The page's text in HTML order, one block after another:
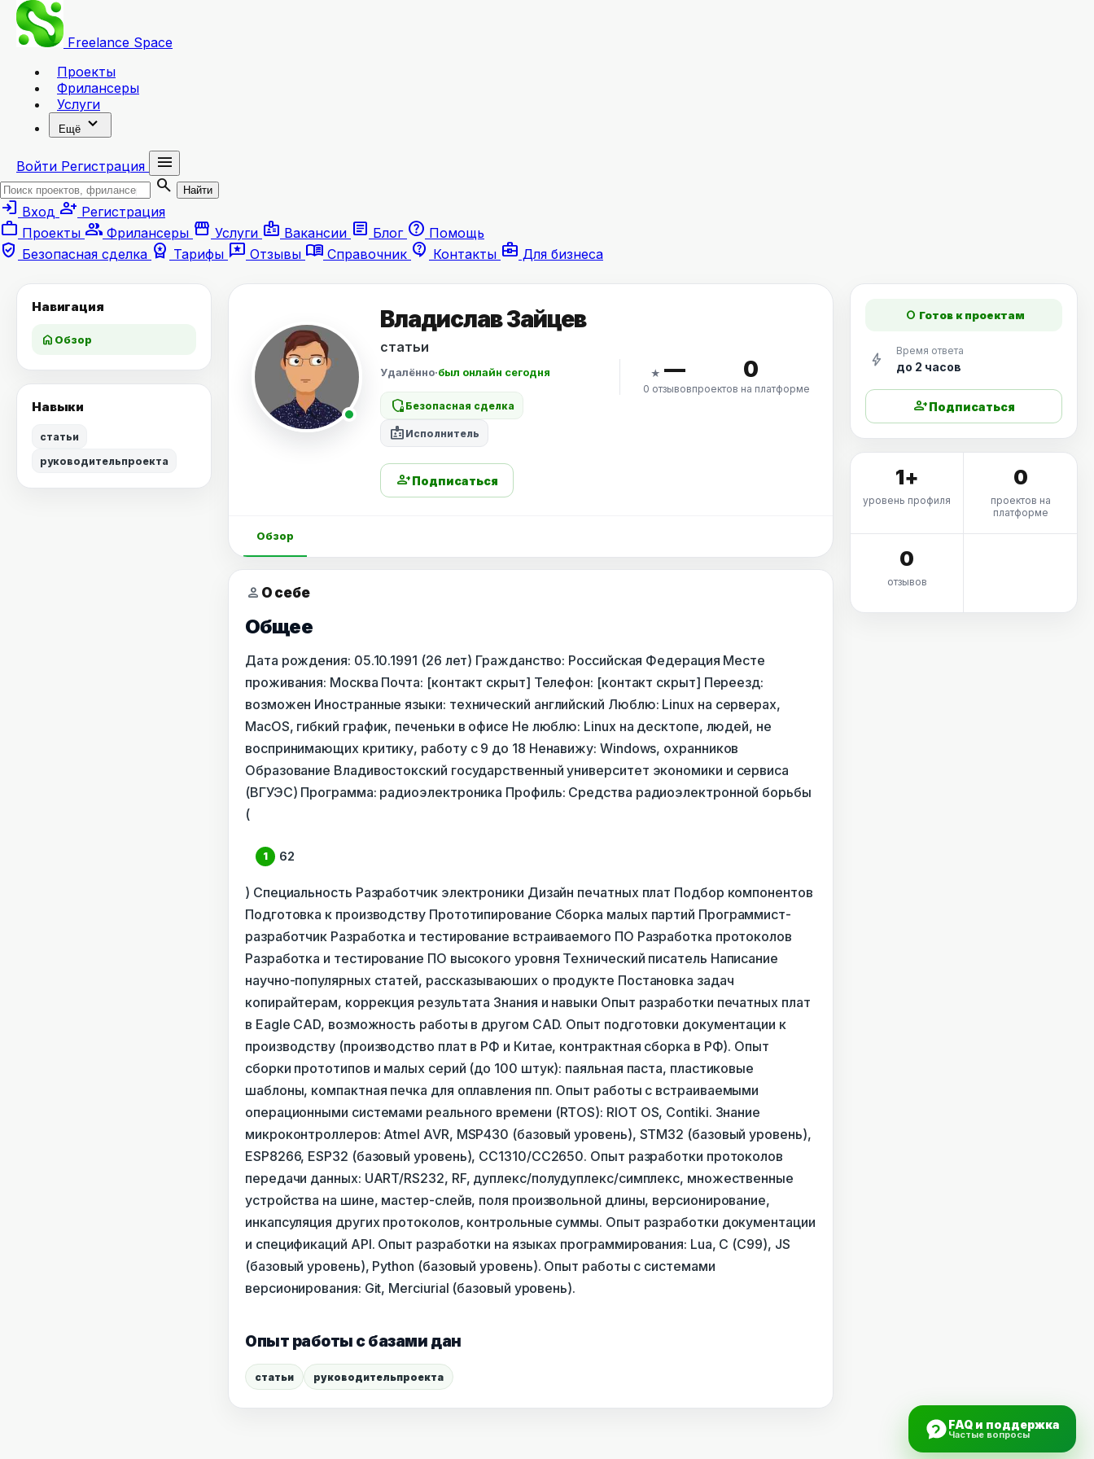
Freelance Space
Проекты
Фрилансеры
Услуги
Ещё expand_more
Войти Регистрация
menu
search
Найти
login Вход person_add Регистрация
work Проекты group Фрилансеры storefront Услуги badge Вакансии article Блог help Помощь
verified_user Безопасная сделка workspace_premium Тарифы reviews Отзывы menu_book Справочник contact_support Контакты business_center Для бизнеса
FAQ и поддержка
Частые вопросы
Навигация
home Обзор
Навыки
статьи
руководительпроекта
Владислав Зайцев
статьи
Удалённо·был онлайн сегодня
shield_locked Безопасная сделка
badge Исполнитель
★ —
0 отзывов
0
проектов на платформе
person_addПодписаться
Обзор
person О себе
Общее
Дата рождения: 05.10.1991 (26 лет) Гражданство: Российская Федерация Месте
проживания: Москва Почта: [контакт скрыт] Телефон: [контакт скрыт] Переезд:
возможен Иностранные языки: технический английский Люблю: Linux на серверах,
MacOS, гибкий график, печеньки в офисе Не люблю: Linux на десктопе, людей, не
воспринимающих критику, работу с 9 до 18 Ненавижу: Windows, охранников
Образование Владивостокский государственный университет экономики и сервиса
(ВГУЭС) Программа: радиоэлектроника Профиль: Средства радиоэлектронной борьбы
(
62
) Специальность Разработчик электроники Дизайн печатных плат Подбор компонентов
Подготовка к производству Прототипирование Сборка малых партий Программист-
разработчик Разработка и тестирование встраиваемого ПО Разработка протоколов
Разработка и тестирование ПО высокого уровня Технический писатель Написание
научно-популярных статей, рассказываюших о продукте Постановка задач
копирайтерам, коррекция результата Знания и навыки Опыт разработки печатных плат
в Eagle CAD, возможность работы в другом CAD. Опыт подготовки документации к
производству (производство плат в РФ и Китае, контрактная сборка в РФ). Опыт
сборки прототипов и малых серий (до 100 штук): паяльная паста, пластиковые
шаблоны, компактная печка для оплавления пп. Опыт работы с встраиваемыми
операционными системами реального времени (RTOS): RIOT OS, Contiki. Знание
микроконтроллеров: Atmel AVR, MSP430 (базовый уровень), STM32 (базовый уровень),
ESP8266, ESP32 (базовый уровень), CC1310/CC2650. Опыт разработки протоколов
передачи данных: UART/RS232, RF, дуплекс/полудуплекс/симплекс, множественные
устройства на шине, мастер-слейв, поля произвольной длины, версионирование,
инкапсуляция других протоколов, контрольные суммы. Опыт разработки документации
и спецификаций API. Опыт разработки на языках программирования: Lua, С (С99), JS
(базовый уровень), Python (базовый уровень). Опыт работы с системами
версионирования: Git, Merciurial (базовый уровень).
Опыт работы с базами дан
статьи руководительпроекта
fiber_manual_record Готов к проектам
bolt Время ответа
до 2 часов
person_addПодписаться
1+
уровень профиля
0
проектов на
платформе
0
отзывов